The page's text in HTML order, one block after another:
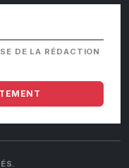
DE LA RÉDACTION